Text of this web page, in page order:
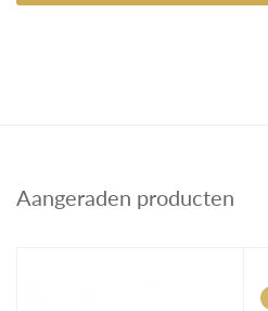
Aangeraden producten